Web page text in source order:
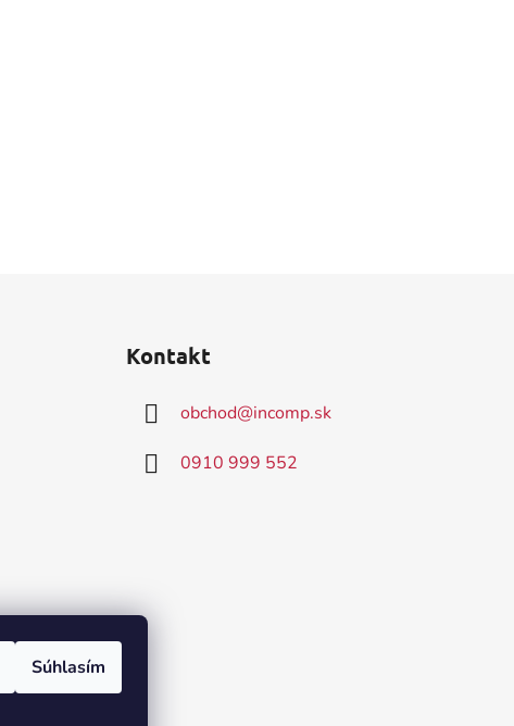
Súhlasím
Kontakt
obchod@incomp.sk
0910 999 552